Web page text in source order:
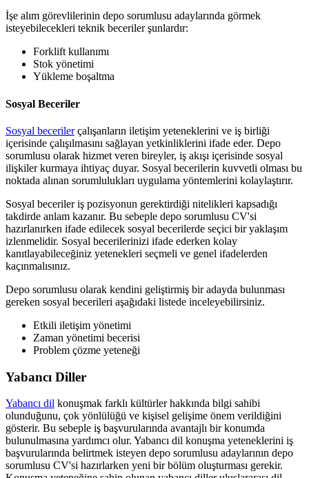
İşe alım görevlilerinin depo sorumlusu adaylarında görmek
isteyebilecekleri teknik beceriler şunlardır:
Forklift kullanımı
Stok yönetimi
Yükleme boşaltma
Sosyal Beceriler
Sosyal becerilerçalışanların iletişim yeteneklerini ve iş birliği
içerisinde çalışılmasını sağlayan yetkinliklerini ifade eder. Depo
sorumlusu olarak hizmet veren bireyler, iş akışı içerisinde sosyal
ilişkiler kurmaya ihtiyaç duyar. Sosyal becerilerin kuvvetli olması bu
noktada alınan sorumlulukları uygulama yöntemlerini kolaylaştırır.
Sosyal beceriler iş pozisyonun gerektirdiği nitelikleri kapsadığı
takdirde anlam kazanır. Bu sebeple depo sorumlusu CV'si
hazırlanırken ifade edilecek sosyal becerilerde seçici bir yaklaşım
izlenmelidir. Sosyal becerilerinizi ifade ederken kolay
kanıtlayabileceğiniz yetenekleri seçmeli ve genel ifadelerden
kaçınmalısınız.
Depo sorumlusu olarak kendini geliştirmiş bir adayda bulunması
gereken sosyal becerileri aşağıdaki listede inceleyebilirsiniz.
Etkili iletişim yönetimi
Zaman yönetimi becerisi
Problem çözme yeteneği
Yabancı Diller
Yabancı dil konuşmak farklı kültürler hakkında bilgi sahibi
olunduğunu, çok yönlülüğü ve kişisel gelişime önem verildiğini
gösterir. Bu sebeple iş başvurularında avantajlı bir konumda
bulunulmasına yardımcı olur. Yabancı dil konuşma yeteneklerini iş
başvurularında belirtmek isteyen depo sorumlusu adaylarının depo
sorumlusu CV'si hazırlarken yeni bir bölüm oluşturması gerekir.